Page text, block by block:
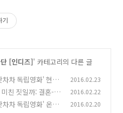
[인디즈]' 카테고리의 다른 글
차 독립영화' 현재
디토크(GV) 기록
2016.02.23
친 짓일까: 결혼-가
대하여 (0)
2016.02.22
차 독립영화' 온당
2016.02.20